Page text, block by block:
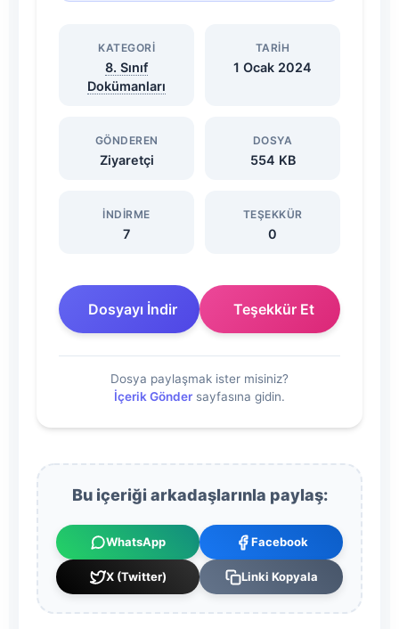
Hesaplama
Programı
Dosyasını
İndir
KATEGORI
8. Sınıf
Dokümanları
TARIH
1 Ocak 2024
GÖNDEREN
Ziyaretçi
DOSYA
554 KB
İNDIRME
7
TEŞEKKÜR
0
Dosyayı İndir Teşekkür Et
Dosya paylaşmak ister misiniz?
İçerik Gönder sayfasına gidin.
Bu içeriği arkadaşlarınla paylaş:
WhatsApp Facebook
X (Twitter) Linki Kopyala